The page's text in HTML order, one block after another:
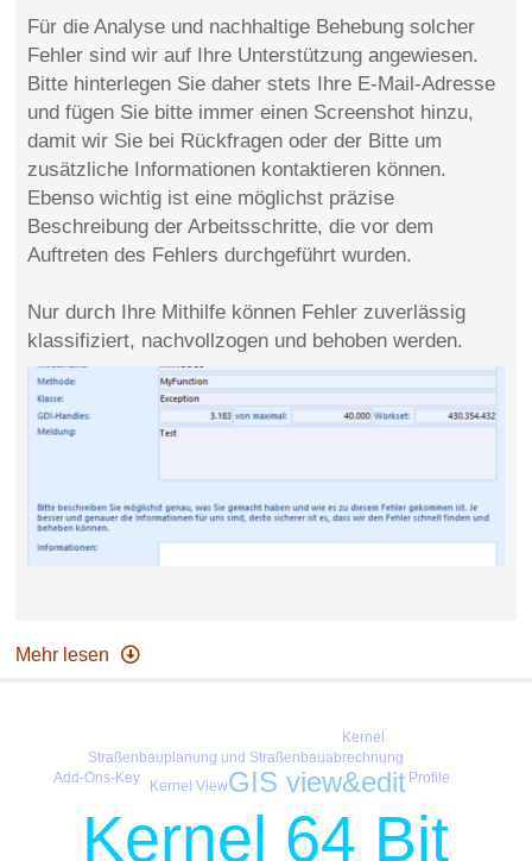
Für die Analyse und nachhaltige Behebung solcher
Fehler sind wir auf Ihre Unterstützung angewiesen.
Bitte hinterlegen Sie daher stets Ihre E-Mail-Adresse
und fügen Sie bitte immer einen Screenshot hinzu,
damit wir Sie bei Rückfragen oder der Bitte um
zusätzliche Informationen kontaktieren können.
Ebenso wichtig ist eine möglichst präzise
Beschreibung der Arbeitsschritte, die vor dem
Auftreten des Fehlers durchgeführt wurden.
Nur durch Ihre Mithilfe können Fehler zuverlässig
klassifiziert, nachvollzogen und behoben werden.
Mehr lesen
Kernel 64 Bit
GIS view&edit
Straßenbauplanung und Straßenbauabrechnung
Add-Ons-Key
Kernel
Kernel View
Profile